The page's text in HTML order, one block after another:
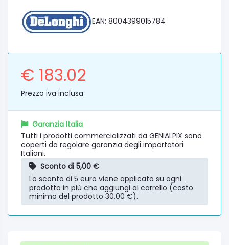
EAN: 8004399015784
€ 183.02
Prezzo iva inclusa
Garanzia Italia
Tutti i prodotti commercializzati da GENIALPIX sono
coperti da regolare garanzia degli importatori
Italiani.
Sconto di 5,00 €
Lo sconto di 5 euro viene applicato su ogni
prodotto in più che aggiungi al carrello (costo
minimo del prodotto 30,00 €).